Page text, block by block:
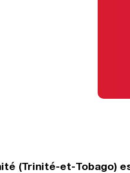
(Trinité-et-Tobago)